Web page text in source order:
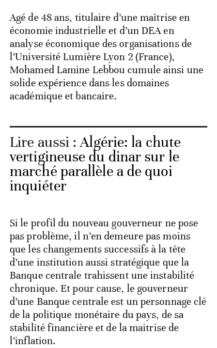
Agé de 48 ans, titulaire d’une maîtrise en
économie industrielle et d’un DEA en
analyse économique des organisations de
l’Université Lumière Lyon 2 (France),
Mohamed Lamine Lebbou cumule ainsi une
solide expérience dans les domaines
académique et bancaire.
Lire aussi :Algérie: la chute
vertigineuse du dinar sur le
marché parallèle a de quoi
inquiéter
Si le profil du nouveau gouverneur ne pose
pas problème, il n’en demeure pas moins
que les changements successifs à la tête
d’une institution aussi stratégique que la
Banque centrale trahissent une instabilité
chronique. Et pour cause, le gouverneur
d’une Banque centrale est un personnage clé
de la politique monétaire du pays, de sa
stabilité financière et de la maitrise de
l’inflation.